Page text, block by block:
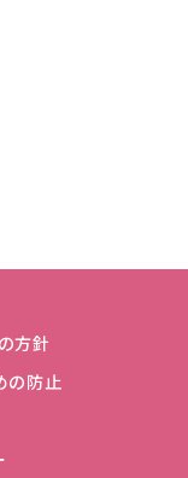
方針
の防止